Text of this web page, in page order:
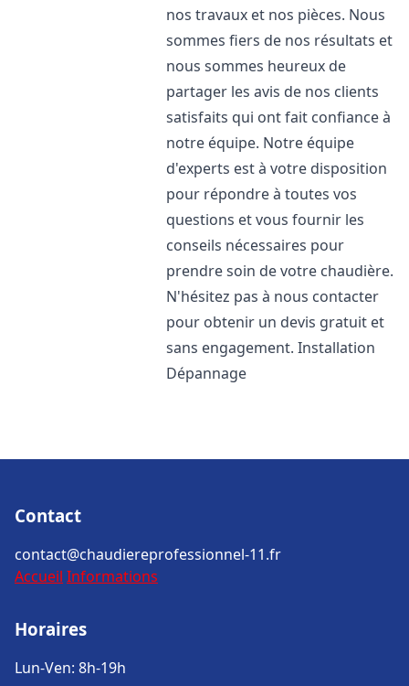
nos travaux et nos pièces. Nous
sommes fiers de nos résultats et
nous sommes heureux de
partager les avis de nos clients
satisfaits qui ont fait confiance à
notre équipe. Notre équipe
d'experts est à votre disposition
pour répondre à toutes vos
questions et vous fournir les
conseils nécessaires pour
prendre soin de votre chaudière.
N'hésitez pas à nous contacter
pour obtenir un devis gratuit et
sans engagement. Installation
Dépannage
Contact
contact@chaudiereprofessionnel-11.fr
Accueil Informations
Horaires
Lun-Ven: 8h-19h